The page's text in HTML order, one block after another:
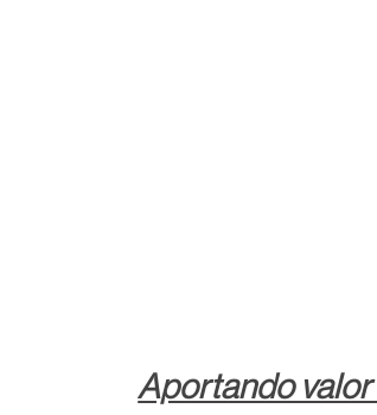
Aportando valor